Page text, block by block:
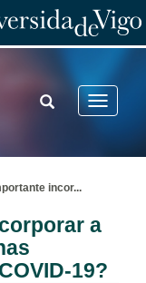
Toggle
TOGGLE
SEARCH
incor...
a
19?